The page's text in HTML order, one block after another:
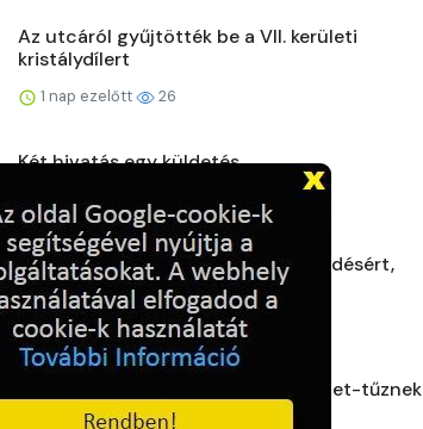
Az utcáról gyűjtötték be a VII. kerületi
kristálydílert
1 nap ezelőtt 26
Két hivatás egy küldetés
1 nap ezelőtt
Ellenőrzések a biztonságos közlekedésért,
elektromos rollere...
1 nap ezelőtt 25
Halálos áldozata van az aljnövényzet-tűznek
Vasban – nyesedé...